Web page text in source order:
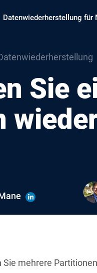
Datenwiederherstellung für
Sie
Sie mehrere